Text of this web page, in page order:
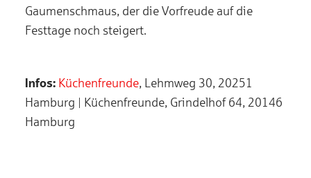
Gaumenschmaus, der die Vorfreude auf die
Festtage noch steigert.
Infos: Küchenfreunde, Lehmweg 30, 20251
Hamburg | Küchenfreunde, Grindelhof 64, 20146
Hamburg